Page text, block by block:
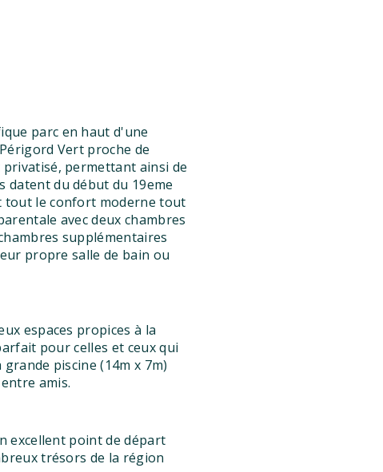
parc en haut d'une
Vert proche de
permettant ainsi de
datent du début du 19eme
tout le confort moderne tout
avec deux chambres
supplémentaires
propre salle de bain ou
espaces propices à la
pour celles et ceux qui
piscine (14m x 7m)
amis.
excellent point de départ
trésors de la région